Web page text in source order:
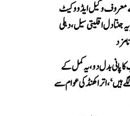
وکیل ایڈووکیٹ
جنتا دل اقلیتی سیل، دہلی
پانی بدل دو، یہ کمل کے
ہیں‘، اتراکھنڈ کی عوام سے